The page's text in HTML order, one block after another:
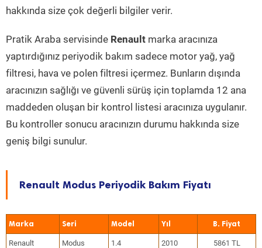
hakkında size çok değerli bilgiler verir.
Pratik Araba servisinde Renault marka aracınıza
yaptırdığınız periyodik bakım sadece motor yağ, yağ
filtresi, hava ve polen filtresi içermez. Bunların dışında
aracınızın sağlığı ve güvenli sürüş için toplamda 12 ana
maddeden oluşan bir kontrol listesi aracınıza uygulanır.
Bu kontroller sonucu aracınızın durumu hakkında size
geniş bilgi sunulur.
Renault Modus Periyodik Bakım Fiyatı
Marka Seri Model Yıl
Renault Modus 1.4 2010 5861 TL